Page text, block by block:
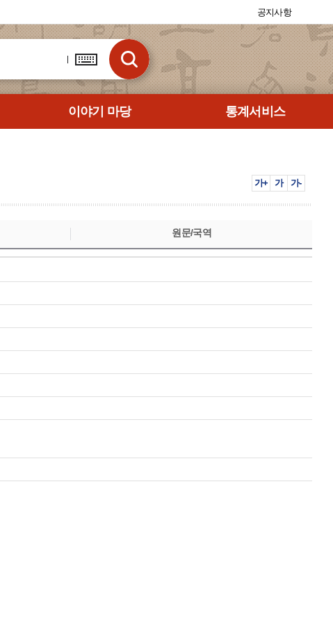
공지사항
이야기 마당 통계서비스
가+ 가 가-
원문/국역